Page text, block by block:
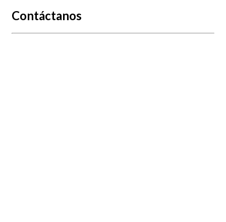
Contáctanos